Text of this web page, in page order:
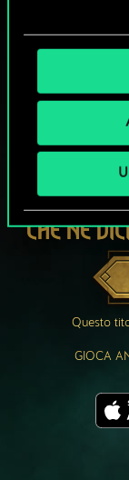
CHE NE
Questo
GIOCA